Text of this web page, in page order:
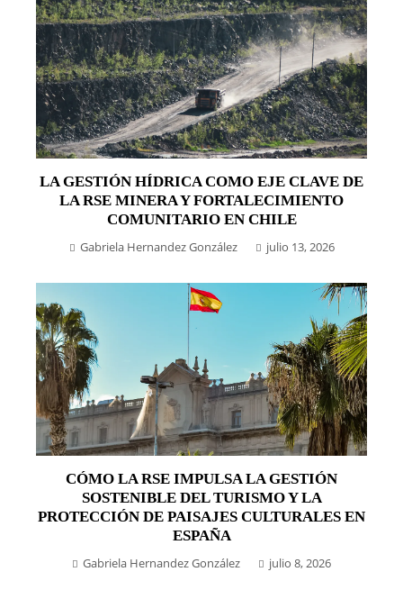
LA GESTIÓN HÍDRICA COMO EJE CLAVE DE
LA RSE MINERA Y FORTALECIMIENTO
COMUNITARIO EN CHILE
Gabriela Hernandez González julio 13, 2026
CÓMO LA RSE IMPULSA LA GESTIÓN
SOSTENIBLE DEL TURISMO Y LA
PROTECCIÓN DE PAISAJES CULTURALES EN
ESPAÑA
Gabriela Hernandez González julio 8, 2026